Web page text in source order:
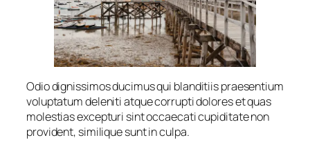
Odio dignissimos ducimus qui blanditiis praesentium
voluptatum deleniti atque corrupti dolores et quas
molestias excepturi sint occaecati cupiditate non
provident, similique sunt in culpa.